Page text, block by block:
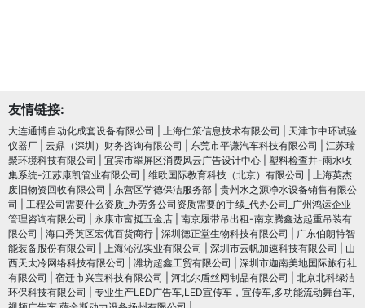
友情链接:
大连通博自动化成套设备有限公司 上海仁策信息技术有限公司
天津市中环试验
仪器厂
云鼎（深圳）财务咨询有限公司 东莞市平谦汽车科技有限公司
江苏瑞
聚环境科技有限公司
宜宾市翠屏区消费风云广告设计中心
塑料检查井-雨水收
集系统-江苏康凯管业有限公司
维欧国际教育科技（北京）有限公司
上海英杰
废旧物资回收有限公司
东营区学德保洁服务部
贵州水之源净水设备销售有限公
司
工程公司需要什么资质_办劳务公司资质需要的手续_代办公司_广州鸿运企业
管理咨询有限公司
永康市富挺五金店
南京履带吊出租-南京腾鑫达起重吊装有
限公司
海口秀英区宏优百货商行 深圳德正堂生物科技有限公司
广东伯朗特智
能装备股份有限公司
上海沁泓实业有限公司 深圳市云帆加速科技有限公司
山
西天太冷网络科技有限公司
潍坊超鑫工贸有限公司
深圳市迦南美地国际旅行社
有限公司
宿迁市兴宝科技有限公司 河北尔盾丝网制品有限公司
北京北科绿洁
环保科技有限公司
专业生产LED广告车,LED宣传车，宣传车,多功能流动舞台车,